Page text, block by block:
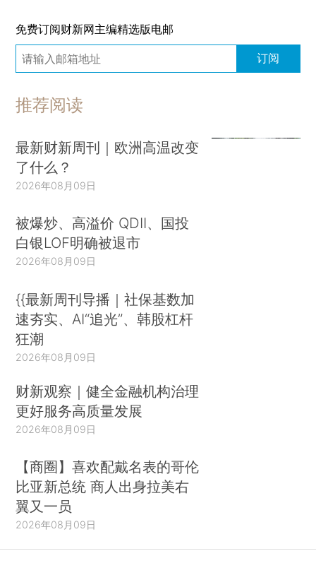
免费订阅财新网主编精选版电邮
订阅
推荐阅读
最新财新周刊｜欧洲高温改变
了什么？
2026年08月09日
被爆炒、高溢价 QDII、国投
白银LOF明确被退市
2026年08月09日
{{最新周刊导播｜社保基数加
速夯实、AI“追光”、韩股杠杆
狂潮
2026年08月09日
财新观察｜健全金融机构治理
更好服务高质量发展
2026年08月09日
【商圈】喜欢配戴名表的哥伦
比亚新总统 商人出身拉美右
翼又一员
2026年08月09日